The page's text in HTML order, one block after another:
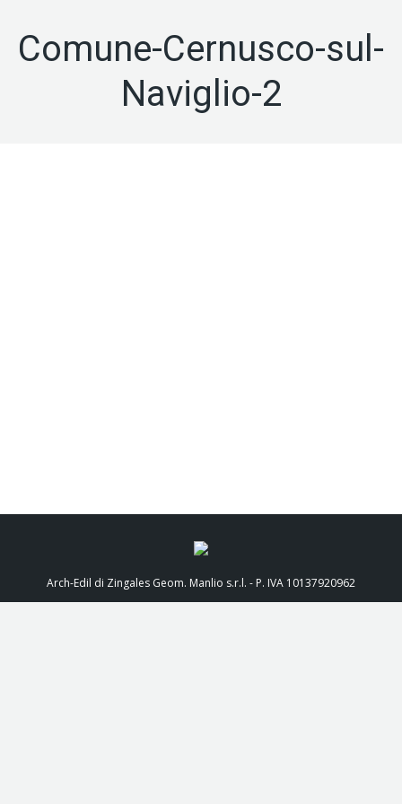
Comune-Cernusco-sul-
Naviglio-2
Arch-Edil di Zingales Geom. Manlio s.r.l. - P. IVA 10137920962